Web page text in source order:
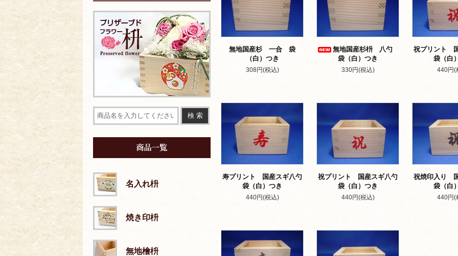
無地国産杉 一合 袋
（白）つき
308円(税込)
無地国産杉枡 八勺
袋（白）つき
330円(税込)
祝プリント
袋（白
440円(
寿プリント 国産スギ八勺
袋（白）つき
440円(税込)
祝プリント 国産スギ八勺
袋（白）つき
440円(税込)
祝焼印入り
袋（白
440円(
名入れ枡
焼き印枡
無地檜枡